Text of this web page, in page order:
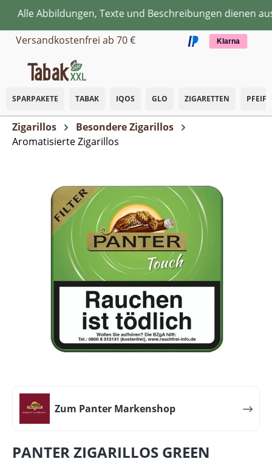
Zum Hauptinhalt springen
Alle Abbildungen, Texte und Beschreibungen dienen
Versandkostenfrei ab 70 €
Klarna
SPARPAKETE TABAK IQOS GLO ZIGARETTEN
Zigarillos
Besondere Zigarillos
Aromatisierte Zigarillos
Zum Panter Markenshop
PANTER ZIGARILLOS GREEN